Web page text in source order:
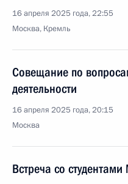
16 апреля 2025 года, 22:55
Москва, Кремль
Совещание по
деятельности
16 апреля 2025 года, 20:15
Москва
Встреча со